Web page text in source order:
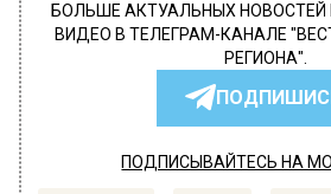
БОЛЬШЕ АКТУАЛЬНЫХ
ВИДЕО В ТЕЛЕГРАМ-КАНАЛЕ
РЕГИОНА".
ПОДПИСЫВАЙТЕСЬ НА